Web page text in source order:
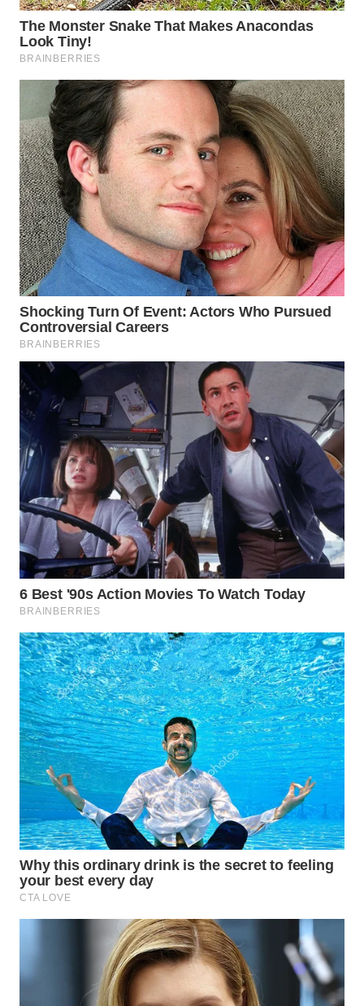
LAWAS
WN
WN
CIANJUR
WN
KEPULAUAN
SERIBU
WN
TANGERANG
WN
BINJAI
WN
CIREBON
WN
INDRAMAYU
WN
KUNINGAN
WN
MAJALENGKA
WN
SUBANG
WN
SUKABUMI
WN
PURWAKARTA
WN
PRIANGAN
TIMUR
WN
SEMARANG